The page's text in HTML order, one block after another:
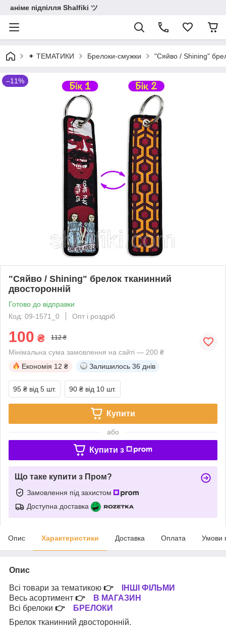
аніме підпілля Shalfiki ツ
✦ ТЕМАТИКИ Брелоки-смужки "Сяйво / Shining"
–11%
"Сяйво / Shining" брелок тканинний
двосторонній
Готово до відправки
Код: 09-1571_0
Опт і роздріб
100 ₴ 112 ₴
Мінімальна сума замовлення на сайті — 200 ₴
Економія 12 ₴ Залишилось 36 днів
95 ₴ від 5 шт. 90 ₴ від 10 шт.
Купити
або
Купити з
Що таке купити з Пром?
Замовлення під захистом
Доступна доставка
Опис Характеристики Доставка Оплата Умови
Опис
Всі товари за тематикою 👉
ІНШІ ФІЛЬМИ
Весь асортимент 👉
В МАГАЗИН
Всі брелоки 👉
БРЕЛОКИ
Брелок тканинний двосторонній.